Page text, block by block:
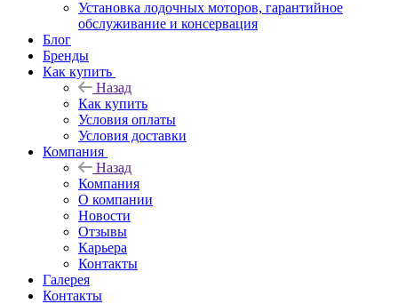
Установка лодочных моторов, гарантийное
обслуживание и консервация
Блог
Бренды
Как купить
Назад
Как купить
Условия оплаты
Условия доставки
Компания
Назад
Компания
О компании
Новости
Отзывы
Карьера
Контакты
Галерея
Контакты